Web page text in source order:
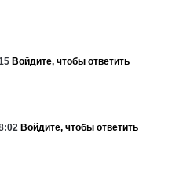
Войдите, чтобы ответить
Войдите, чтобы ответить